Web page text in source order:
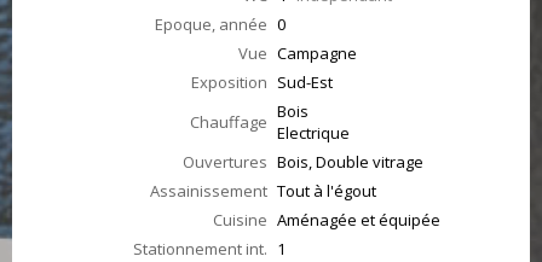
Epoque, année 0
Vue Campagne
Exposition Sud-Est
Chauffage Bois
Electrique
Ouvertures Bois, Double vitrage
Assainissement Tout à l'égout
Cuisine Aménagée et équipée
Stationnement int. 1